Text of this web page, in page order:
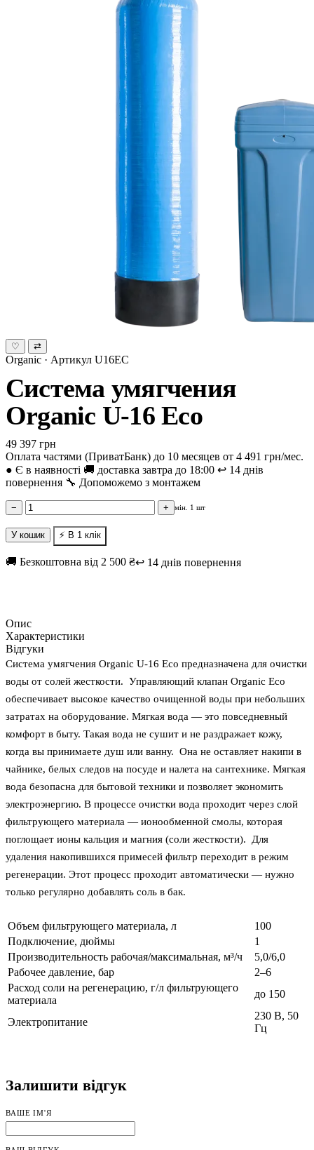
♡ ⇄
Organic · Артикул U16EC
Система умягчения
Organic U-16 Eco
49 397 грн
Оплата частями (ПриватБанк) до 10 месяцев от 4 491 грн/мес.
● Є в наявності 🚚 доставка завтра до 18:00 ↩️ 14 днів
повернення 🔧 Допоможемо з монтажем
− + мін. 1 шт
У кошик ⚡ В 1 клік
🚚 Безкоштовна від 2 500 ₴↩️ 14 днів повернення
Опис
Характеристики
Відгуки
Система умягчения Organic U-16 Eco предназначена для очистки
воды от солей жесткости. Управляющий клапан Organic Eco
обеспечивает высокое качество очищенной воды при небольших
затратах на оборудование. Мягкая вода — это повседневный
комфорт в быту. Такая вода не сушит и не раздражает кожу,
когда вы принимаете душ или ванну. Она не оставляет накипи в
чайнике, белых следов на посуде и налета на сантехнике. Мягкая
вода безопасна для бытовой техники и позволяет экономить
электроэнергию. В процессе очистки вода проходит через слой
фильтрующего материала — ионообменной смолы, которая
поглощает ионы кальция и магния (соли жесткости). Для
удаления накопившихся примесей фильтр переходит в режим
регенерации. Этот процесс проходит автоматически — нужно
только регулярно добавлять соль в бак.
Объем фильтрующего материала, л
100
Подключение, дюймы
1
Производительность рабочая/максимальная, м³/ч
5,0/6,0
Рабочее давление, бар
2–6
Расход соли на регенерацию, г/л фильтрующего
материала
до 150
Электропитание
230 В, 50
Гц
Залишити відгук
ВАШЕ ІМ'Я